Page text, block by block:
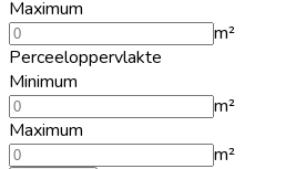
Maximum
m²
Perceeloppervlakte
Minimum
m²
Maximum
m²